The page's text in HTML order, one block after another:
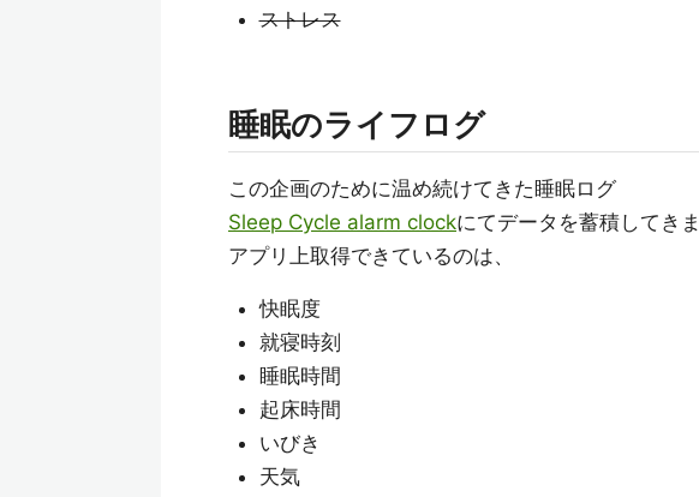
ストレス
睡眠のライフログ
この企画のために温め続けてきた睡眠ログ
Sleep Cycle alarm clockにてデータを蓄積してきま
アプリ上取得できているのは、
快眠度
就寝時刻
睡眠時間
起床時間
いびき
天気